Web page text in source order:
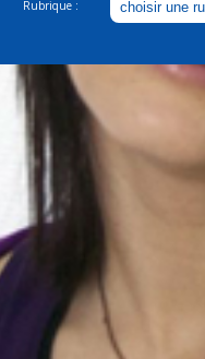
Rubrique :